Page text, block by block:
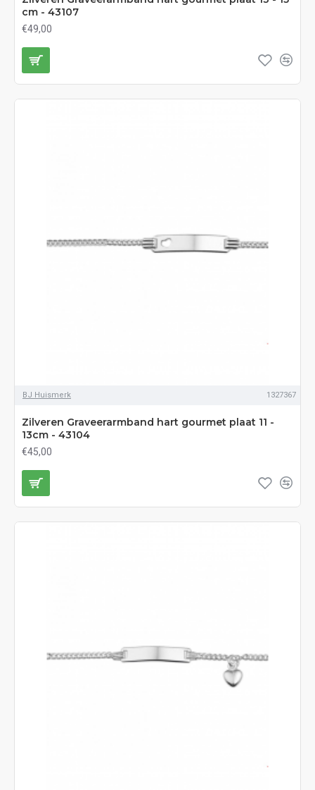
cm - 43107
€49,00
BJ Huismerk 1327367
Zilveren Graveerarmband hart gourmet plaat 11 -
13cm - 43104
€45,00